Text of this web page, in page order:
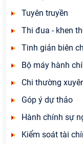
Tuyên truyền
Thi đua - khen
Tinh giản biên
Bộ máy hành
Chi thường
Góp ý dự thảo
Hành chính sự
Kiểm soát tài